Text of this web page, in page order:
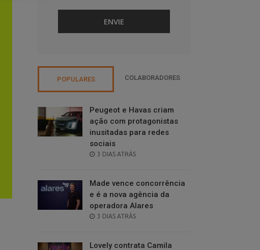
POPULARES COLABORADORES
Peugeot e Havas criam
ação com protagonistas
inusitadas para redes
sociais
POSTED
3 DIAS ATRÁS
Made vence concorrência
e é a nova agência da
operadora Alares
POSTED
3 DIAS ATRÁS
Lovely contrata Camila